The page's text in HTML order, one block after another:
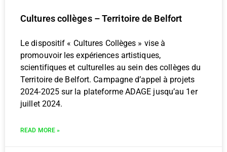
Cultures collèges – Territoire de Belfort
Le dispositif « Cultures Collèges » vise à
promouvoir les expériences artistiques,
scientifiques et culturelles au sein des collèges du
Territoire de Belfort. Campagne d’appel à projets
2024-2025 sur la plateforme ADAGE jusqu’au 1er
juillet 2024.
READ MORE »